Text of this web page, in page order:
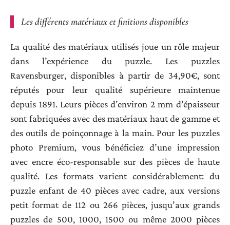
Les différents matériaux et finitions disponibles
La qualité des matériaux utilisés joue un rôle majeur
dans l’expérience du puzzle. Les puzzles
Ravensburger, disponibles à partir de 34,90€, sont
réputés pour leur qualité supérieure maintenue
depuis 1891. Leurs pièces d’environ 2 mm d’épaisseur
sont fabriquées avec des matériaux haut de gamme et
des outils de poinçonnage à la main. Pour les puzzles
photo Premium, vous bénéficiez d’une impression
avec encre éco-responsable sur des pièces de haute
qualité. Les formats varient considérablement: du
puzzle enfant de 40 pièces avec cadre, aux versions
petit format de 112 ou 266 pièces, jusqu’aux grands
puzzles de 500, 1000, 1500 ou même 2000 pièces